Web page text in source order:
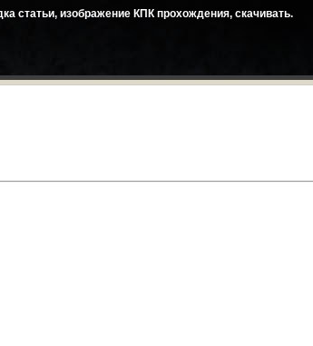
статьи, изображение КПК прохождения, скачивать.